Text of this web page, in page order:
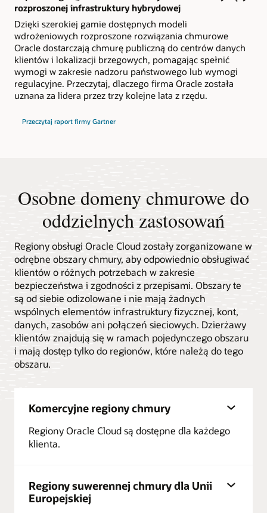
rozproszonej infrastruktury hybrydowej
Dzięki szerokiej gamie dostępnych modeli
wdrożeniowych rozproszone rozwiązania chmurowe
Oracle dostarczają chmurę publiczną do centrów danych
klientów i lokalizacji brzegowych, pomagając spełnić
wymogi w zakresie nadzoru państwowego lub wymogi
regulacyjne. Przeczytaj, dlaczego firma Oracle została
uznana za lidera przez trzy kolejne lata z rzędu.
Przeczytaj raport firmy Gartner
Magic
Osobne domeny chmurowe do
oddzielnych zastosowań
Regiony obsługi Oracle Cloud zostały zorganizowane w
odrębne obszary chmury, aby odpowiednio obsługiwać
klientów o różnych potrzebach w zakresie
bezpieczeństwa i zgodności z przepisami. Obszary te
są od siebie odizolowane i nie mają żadnych
wspólnych elementów infrastruktury fizycznej, kont,
danych, zasobów ani połączeń sieciowych. Dzierżawy
klientów znajdują się w ramach pojedynczego obszaru
i mają dostęp tylko do regionów, które należą do tego
obszaru.
Komercyjne regiony chmury
Regiony Oracle Cloud są dostępne dla każdego
klienta.
Regiony suwerennej chmury dla Unii
Europejskiej